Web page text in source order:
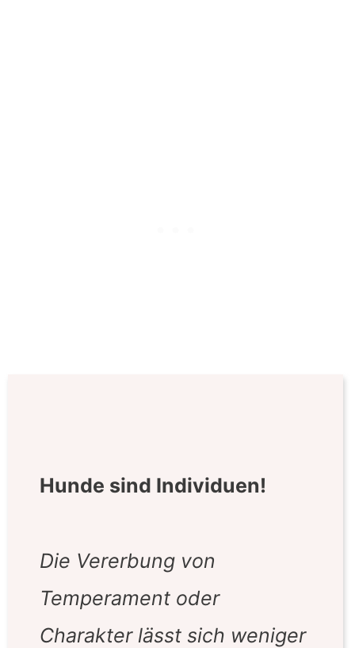
Hunde sind Individuen!
Die Vererbung von
Temperament oder
Charakter lässt sich weniger